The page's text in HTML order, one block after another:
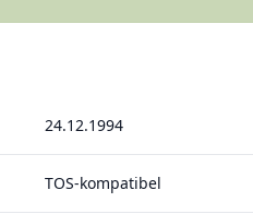
24.12.1994
TOS-kompatibel